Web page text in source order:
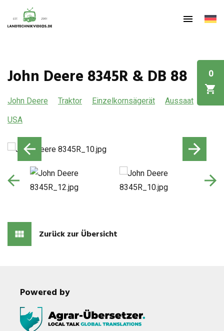
0
John Deere 8345R & DB 88
John Deere Traktor Einzelkornsägerät
Aussaat
USA
Zurück zur Übersicht
Powered by